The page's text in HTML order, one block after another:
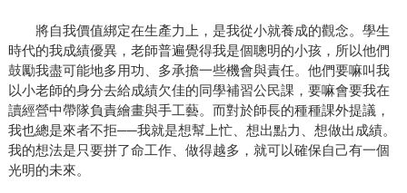
將自我價值綁定在生產力上，是我從小就養成的觀念。學生
時代的我成績優異，老師普遍覺得我是個聰明的小孩，所以他們
鼓勵我盡可能地多用功、多承擔一些機會與責任。他們要嘛叫我
以小老師的身分去給成績欠佳的同學補習公民課，要嘛會要我在
讀經營中帶隊負責繪畫與手工藝。而對於師長的種種課外提議，
我也總是來者不拒──我就是想幫上忙、想出點力、想做出成績。
我的想法是只要拼了命工作、做得越多，就可以確保自己有一個
光明的未來。